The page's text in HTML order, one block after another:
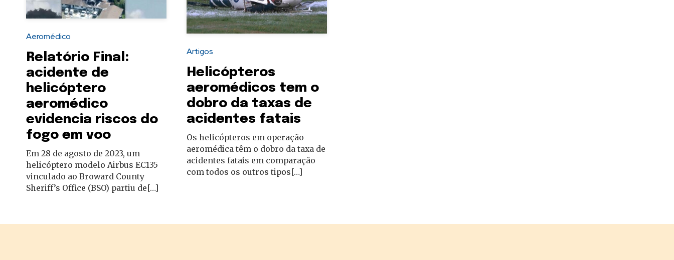
autoridades
Aeromédico
Relatório Final:
acidente de
helicóptero
aeromédico
evidencia riscos do
fogo em voo
Em 28 de agosto de 2023, um
helicóptero modelo Airbus EC135
vinculado ao Broward County
Sheriff’s Office (BSO) partiu de[…]
Artigos
Helicópteros
aeromédicos tem o
dobro da taxas de
acidentes fatais
Os helicópteros em operação
aeromédica têm o dobro da taxa de
acidentes fatais em comparação
com todos os outros tipos[…]